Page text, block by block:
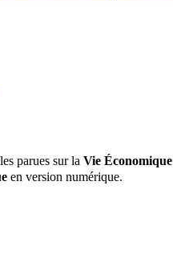
parues sur la Vie Économique
en version numérique.